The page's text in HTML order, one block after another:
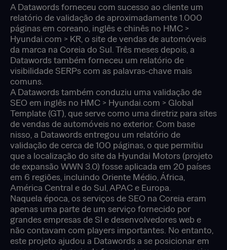
A Datawords forneceu com sucesso ao cliente um
relatório de validação de aproximadamente 1.000
páginas em coreano, inglês e chinês no HMC >
Hyundai.com > KR, o site de vendas de automóveis
da marca na Coreia do Sul. Três meses depois, a
Datawords também forneceu um relatório de
visibilidade SERPs com as palavras-chave mais
comuns.
A Datawords também conduziu uma validação de
SEO em inglês no HMC > Hyundai.com > Global
Template (GT), que serve como uma diretriz para sites
de vendas de automóveis no exterior. Com base
nisso, a Datawords entregou um relatório de
validação de cerca de 100 páginas, o que permitiu
que a localização do site da Hyundai Motors (projeto
de expansão WWN 3.0) fosse aplicada em 20 países
em 6 regiões, incluindo Oriente Médio, África,
América Central e do Sul, APAC e Europa.
Naquela época, os serviços de SEO na Coreia eram
apenas uma parte de um serviço fornecido por
grandes empresas de SI e desenvolvedores web e
não contavam com players importantes. No entanto,
este projeto ajudou a Datawords a se posicionar em